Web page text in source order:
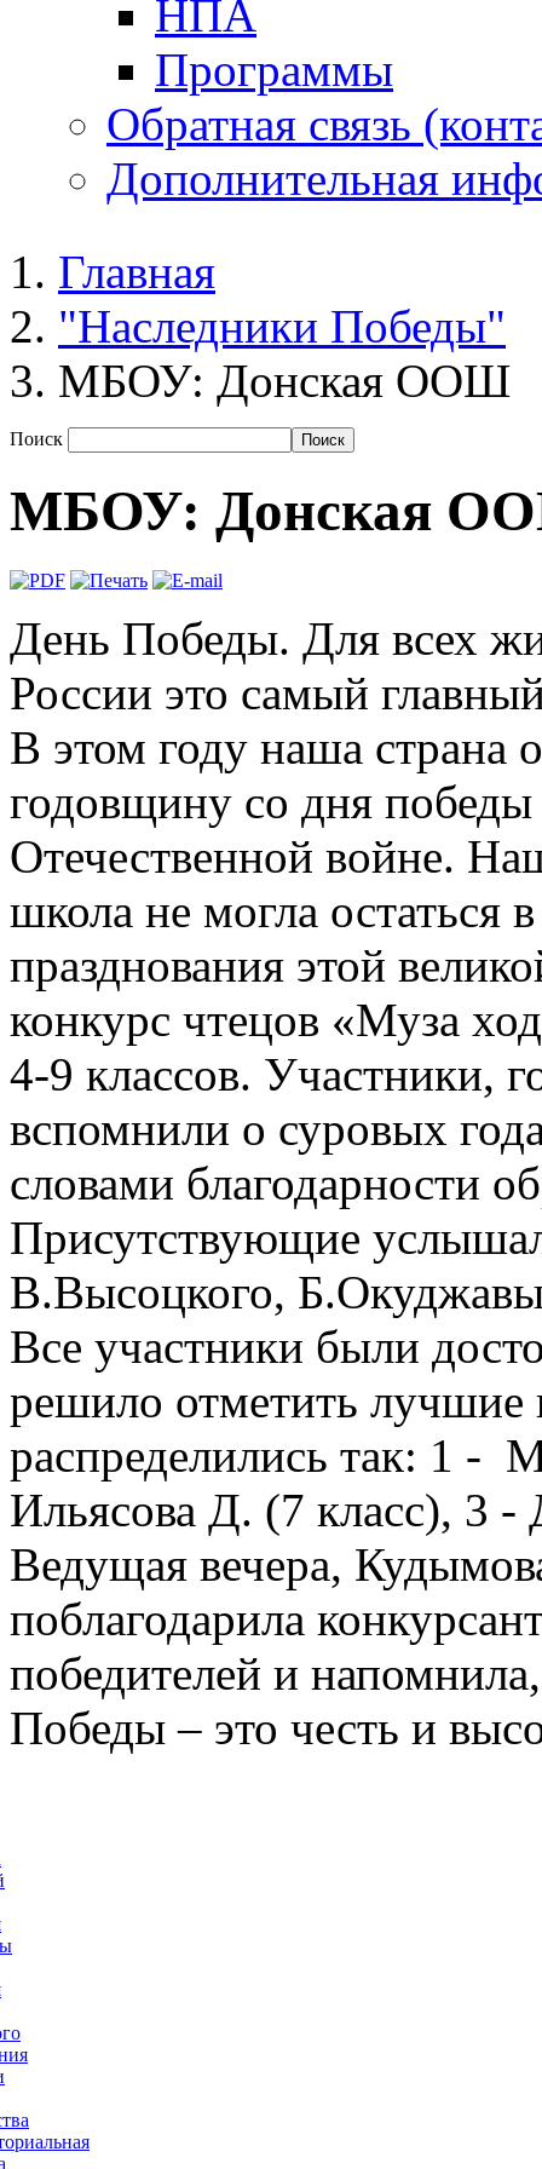
НПА
Программы
Обратная связь
Дополнительная
Главная
"Наследники Победы"
МБОУ: Донская ООШ
Поиск
МБОУ: Донская
День Победы. Для всех
России это самый
В этом году наша страна
годовщину со дня
Отечественной войне.
школа не могла остаться
празднования этой
конкурс чтецов «Муза
4-9 классов. Участники,
вспомнили о суровых
словами благодарности
Присутствующие
В.Высоцкого,
Все участники были
решило отметить лучшие
распределились так: 1 -
Ильясова Д. (7 класс), 3
Ведущая вечера,
поблагодарила
победителей и
Победы – это честь и